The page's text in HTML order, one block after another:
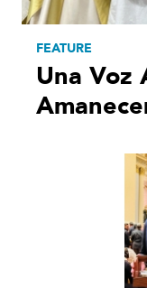
FEATURE
Una Voz